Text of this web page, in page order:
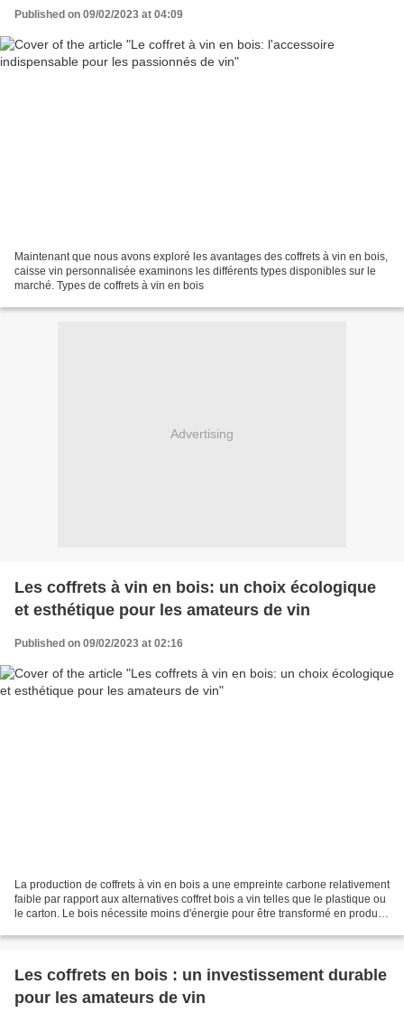
Published on 09/02/2023 at 04:09
Maintenant que nous avons exploré les avantages des coffrets à vin en bois,
caisse vin personnalisée examinons les différents types disponibles sur le
marché. Types de coffrets à vin en bois
Advertising
Les coffrets à vin en bois: un choix écologique
et esthétique pour les amateurs de vin
Published on 09/02/2023 at 02:16
La production de coffrets à vin en bois a une empreinte carbone relativement
faible par rapport aux alternatives coffret bois a vin telles que le plastique ou
le carton. Le bois nécessite moins d'énergie pour être transformé en produits
Les coffrets en bois : un investissement durable
pour les amateurs de vin